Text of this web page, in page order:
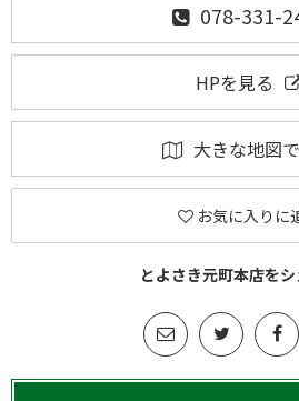
078-331-
HPを見る
大きな地図
お気に入りに
とよさき元町本店を